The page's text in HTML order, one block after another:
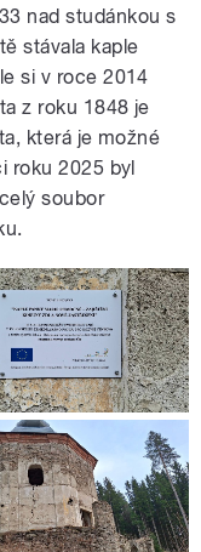
nad studánkou s
stávala kaple
si v roce 2014
z roku 1848 je
která je možné
roku 2025 byl
soubor